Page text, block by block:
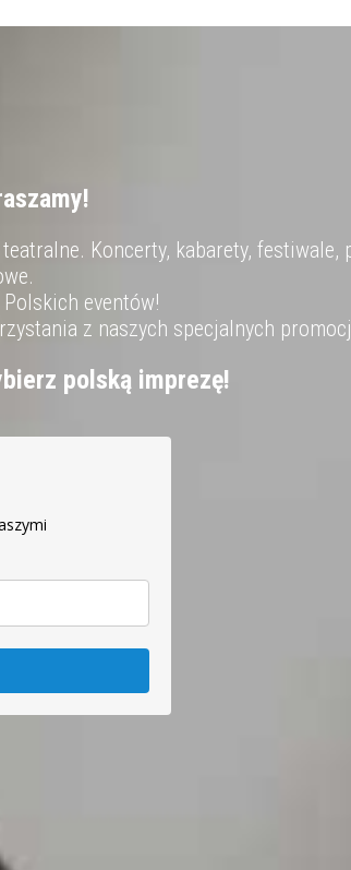
Koncerty, kabarety, festiwale,
eventów!
z naszych specjalnych
polską imprezę!